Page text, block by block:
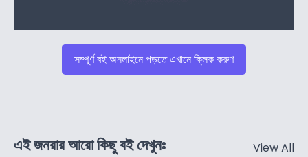
সম্পুর্ণ বই অনলাইনে পড়তে এখানে ক্লিক করুণ
এই জনরার আরো কিছু বই দেখুনঃ View All